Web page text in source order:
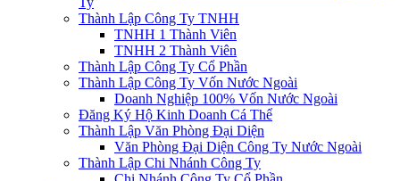
Thành Lập Công Ty TNHH
TNHH 1 Thành Viên
TNHH 2 Thành Viên
Thành Lập Công Ty Cổ Phần
Thành Lập Công Ty Vốn Nước Ngoài
Doanh Nghiệp 100% Vốn Nước Ngoài
Đăng Ký Hộ Kinh Doanh Cá Thể
Thành Lập Văn Phòng Đại Diện
Văn Phòng Đại Diện Công Ty Nước Ngoài
Thành Lập Chi Nhánh Công Ty